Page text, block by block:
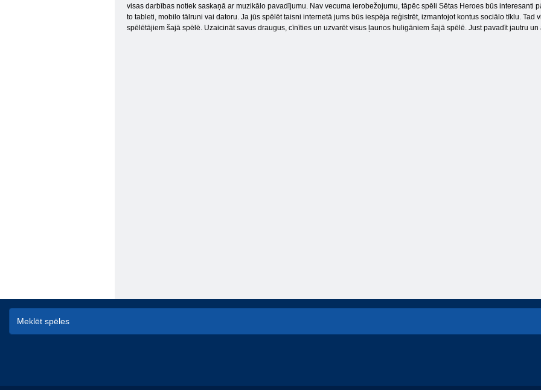
visas darbības notiek saskaņā ar muzikālo pavadījumu. Nav vecuma ierobežojumu, tāpēc spēli Sētas Heroes būs interesanti
to tableti, mobilo tālruni vai datoru. Ja jūs spēlēt taisni internetā jums būs iespēja reģistrēt, izmantojot kontus sociālo tīklu.
spēlētājiem šajā spēlē. Uzaicināt savus draugus, cīnīties un uzvarēt visus ļaunos huligāniem šajā spēlē. Just pavadīt jautru